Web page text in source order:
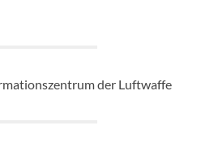
der Luftwaffe